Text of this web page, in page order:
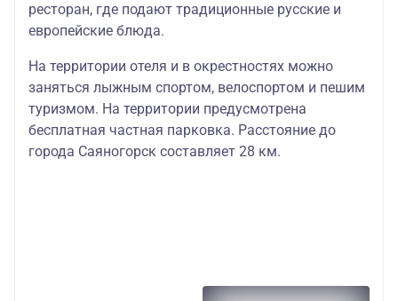
ресторан, где подают традиционные русские и
европейские блюда.
На территории отеля и в окрестностях можно
заняться лыжным спортом, велоспортом и пешим
туризмом. На территории предусмотрена
бесплатная частная парковка. Расстояние до
города Саяногорск составляет 28 км.